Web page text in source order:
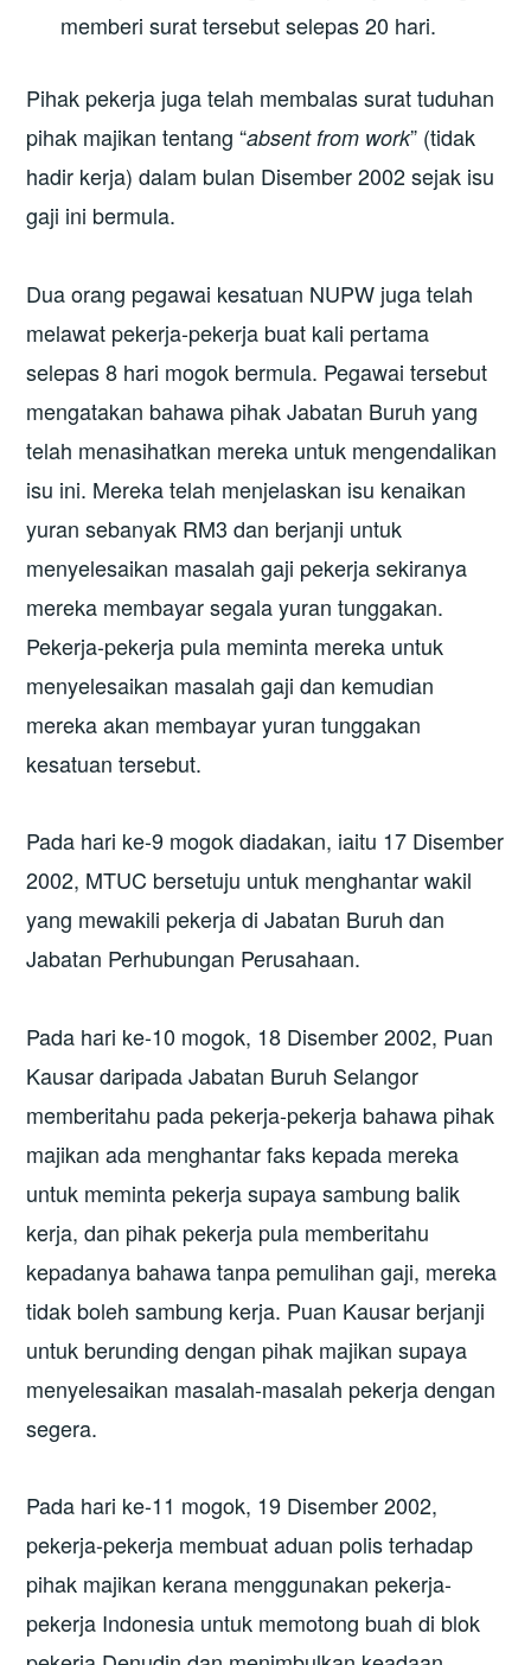
memberi surat tersebut selepas 20 hari.
Pihak pekerja juga telah membalas surat tuduhan
pihak majikan tentang “absent from work” (tidak
hadir kerja) dalam bulan Disember 2002 sejak isu
gaji ini bermula.
Dua orang pegawai kesatuan NUPW juga telah
melawat pekerja-pekerja buat kali pertama
selepas 8 hari mogok bermula. Pegawai tersebut
mengatakan bahawa pihak Jabatan Buruh yang
telah menasihatkan mereka untuk mengendalikan
isu ini. Mereka telah menjelaskan isu kenaikan
yuran sebanyak RM3 dan berjanji untuk
menyelesaikan masalah gaji pekerja sekiranya
mereka membayar segala yuran tunggakan.
Pekerja-pekerja pula meminta mereka untuk
menyelesaikan masalah gaji dan kemudian
mereka akan membayar yuran tunggakan
kesatuan tersebut.
Pada hari ke-9 mogok diadakan, iaitu 17 Disember
2002, MTUC bersetuju untuk menghantar wakil
yang mewakili pekerja di Jabatan Buruh dan
Jabatan Perhubungan Perusahaan.
Pada hari ke-10 mogok, 18 Disember 2002, Puan
Kausar daripada Jabatan Buruh Selangor
memberitahu pada pekerja-pekerja bahawa pihak
majikan ada menghantar faks kepada mereka
untuk meminta pekerja supaya sambung balik
kerja, dan pihak pekerja pula memberitahu
kepadanya bahawa tanpa pemulihan gaji, mereka
tidak boleh sambung kerja. Puan Kausar berjanji
untuk berunding dengan pihak majikan supaya
menyelesaikan masalah-masalah pekerja dengan
segera.
Pada hari ke-11 mogok, 19 Disember 2002,
pekerja-pekerja membuat aduan polis terhadap
pihak majikan kerana menggunakan pekerja-
pekerja Indonesia untuk memotong buah di blok